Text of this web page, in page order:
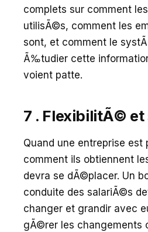
complets sur comment
utilisÃ©s, comment les
sont, et comment le
Ã‰tudier cette
voient patte.
7 . FlexibilitÃ©
Quand une entreprise est
comment ils obtiennent
devra se dÃ©placer. Un
conduite des salariÃ©s
changer et grandir avec
gÃ©rer les changements